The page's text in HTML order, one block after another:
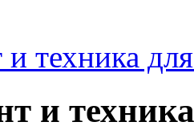
техника
и